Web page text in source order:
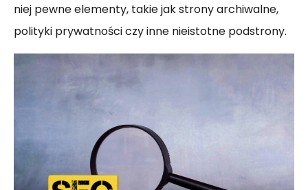
niej pewne elementy, takie jak strony archiwalne,
polityki prywatności czy inne nieistotne podstrony.